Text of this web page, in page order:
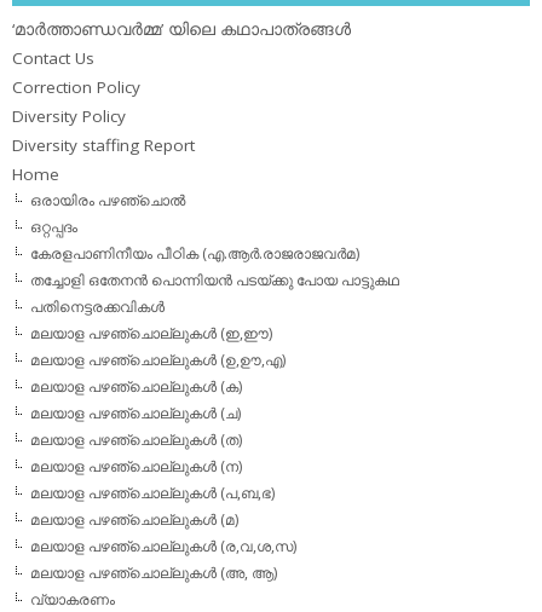
‘മാര്‍ത്താണ്ഡവര്‍മ്മ’ യിലെ കഥാപാത്രങ്ങള്‍
Contact Us
Correction Policy
Diversity Policy
Diversity staffing Report
Home
ഒരായിരം പഴഞ്ചൊല്‍
ഒറ്റപ്പദം
കേരളപാണിനീയം പീഠിക (എ.ആര്‍.രാജരാജവര്‍മ)
തച്ചോളി ഒതേനൻ പൊന്നിയൻ പടയ്‌ക്കു പോയ പാട്ടുകഥ
പതിനെട്ടരക്കവികള്‍
മലയാള പഴഞ്ചൊല്ലുകള്‍ (ഇ,ഈ)
മലയാള പഴഞ്ചൊല്ലുകള്‍ (ഉ,ഊ,എ)
മലയാള പഴഞ്ചൊല്ലുകള്‍ (ക)
മലയാള പഴഞ്ചൊല്ലുകള്‍ (ച)
മലയാള പഴഞ്ചൊല്ലുകള്‍ (ത)
മലയാള പഴഞ്ചൊല്ലുകള്‍ (ന)
മലയാള പഴഞ്ചൊല്ലുകള്‍ (പ,ബ,ഭ)
മലയാള പഴഞ്ചൊല്ലുകള്‍ (മ)
മലയാള പഴഞ്ചൊല്ലുകള്‍ (ര,വ,ശ,സ)
മലയാള പഴഞ്ചൊല്ലുകൾ (അ, ആ)
വ്യാകരണം